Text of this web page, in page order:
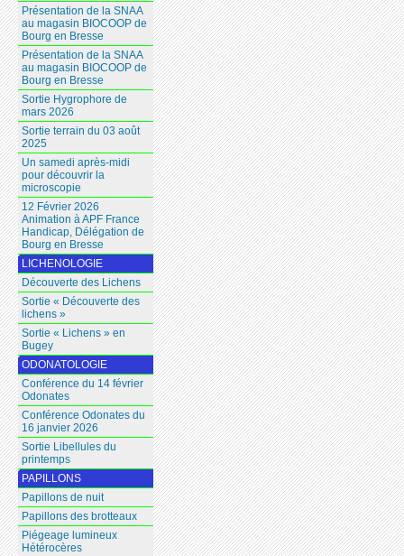
Présentation de la SNAA
au magasin BIOCOOP de
Bourg en Bresse
Présentation de la SNAA
au magasin BIOCOOP de
Bourg en Bresse
Sortie Hygrophore de
mars 2026
Sortie terrain du 03 août
2025
Un samedi après-midi
pour découvrir la
microscopie
12 Février 2026
Animation à APF France
Handicap, Délégation de
Bourg en Bresse
LICHENOLOGIE
Découverte des Lichens
Sortie « Découverte des
lichens »
Sortie « Lichens » en
Bugey
ODONATOLOGIE
Conférence du 14 février
Odonates
Conférence Odonates du
16 janvier 2026
Sortie Libellules du
printemps
PAPILLONS
Papillons de nuit
Papillons des brotteaux
Piégeage lumineux
Hétérocères